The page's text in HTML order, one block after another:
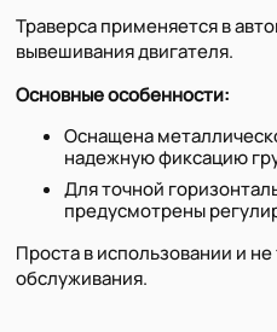
Траверса применяется в
вывешивания двигателя.
Основные особенности:
Оснащена
надежную фиксацию
Для точной
предусмотрены
Проста в использовании и
обслуживания.